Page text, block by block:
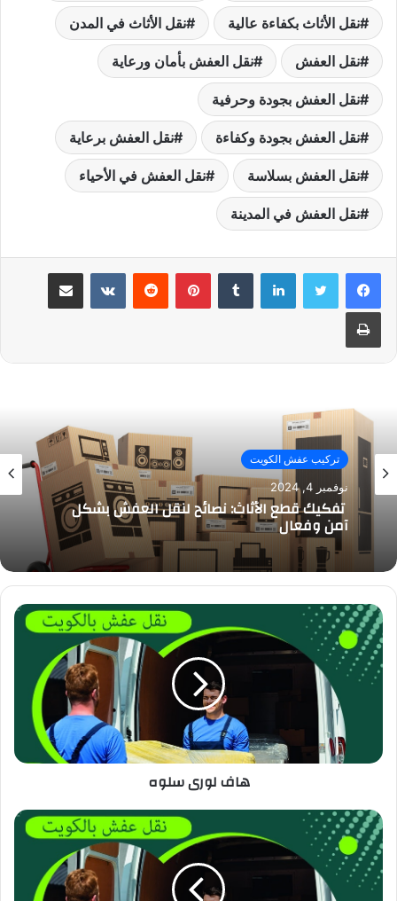
نقل الأثاث بكفاءة عالية نقل الأثاث في المدن
نقل العفش نقل العفش بأمان ورعاية
نقل العفش بجودة وحرفية
نقل العفش بجودة وكفاءة نقل العفش برعاية
نقل العفش بسلاسة نقل العفش في الأحياء
نقل العفش في المدينة
لينكدإن بينتيريست مشاركة عبر البريد
طباعة
تركيب عفش الكويت
نوفمبر 4, 2024
تفكيك قطع الأثاث: نصائح لنقل العفش بشكل
آمن وفعال
هاف لورى سلوه